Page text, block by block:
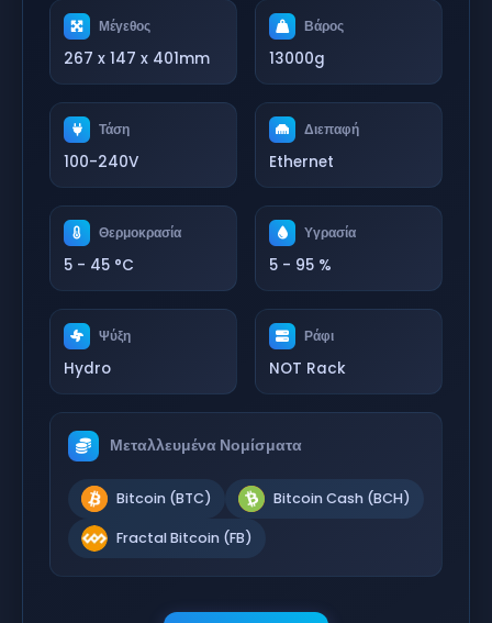
Μέγεθος
267 x 147 x 401mm
Βάρος
13000g
Τάση
100-240V
Διεπαφή
Ethernet
Θερμοκρασία
5 - 45 °C
Υγρασία
5 - 95 %
Ψύξη
Hydro
Ράφι
NOT Rack
Μεταλλευμένα Νομίσματα
Bitcoin (BTC) Bitcoin Cash (BCH)
Fractal Bitcoin (FB)